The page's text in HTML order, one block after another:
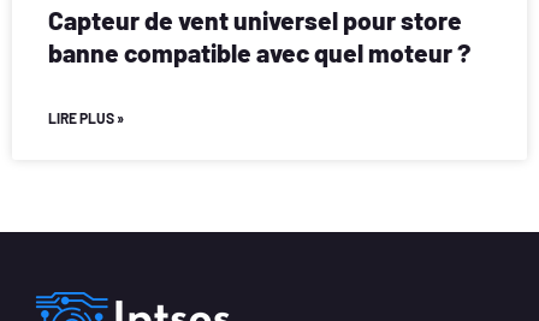
Capteur de vent universel pour store
banne compatible avec quel moteur ?
LIRE PLUS »